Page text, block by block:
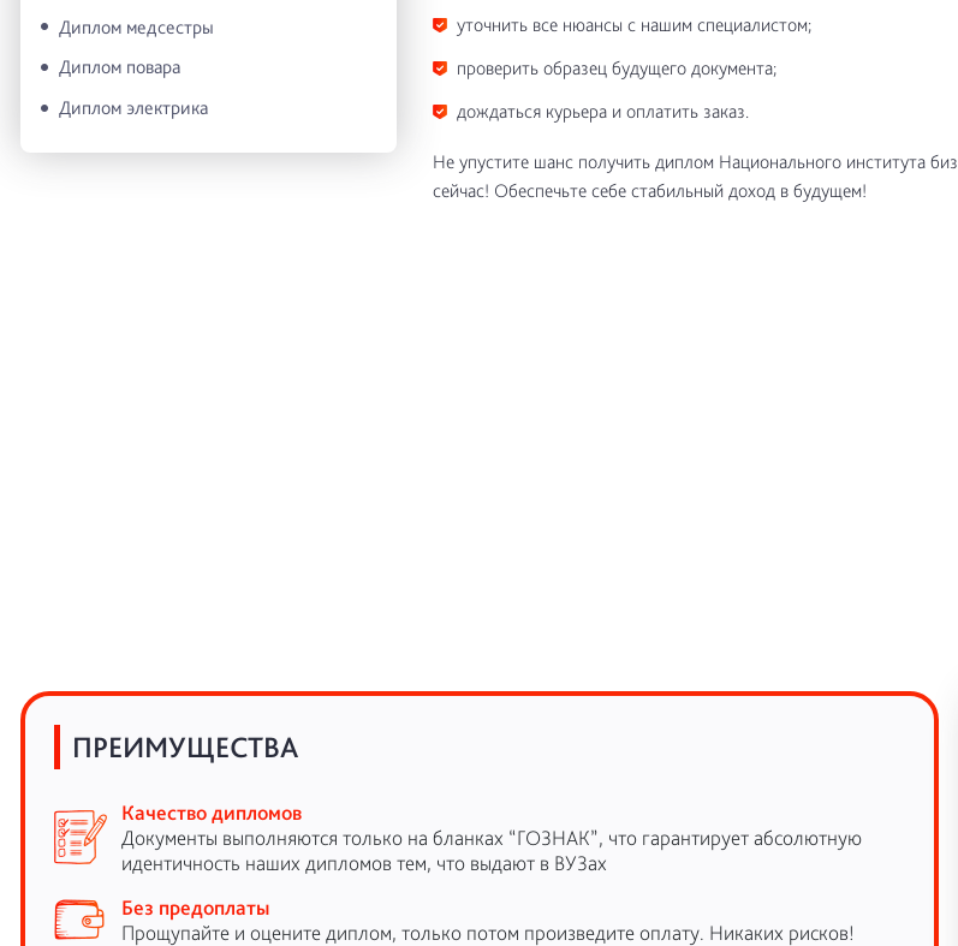
Диплом медсестры
Диплом повара
Диплом электрика
уточнить все нюансы с нашим специалистом;
проверить образец будущего документа;
дождаться курьера и оплатить заказ.
Не упустите шанс получить диплом Национального института
сейчас! Обеспечьте себе стабильный доход в будущем!
ПРЕИМУЩЕСТВА
Качество дипломов
Документы выполняются только на бланках “ГОЗНАК”, что гарантирует абсолютную
идентичность наших дипломов тем, что выдают в ВУЗах
Без предоплаты
Прощупайте и оцените диплом, только потом произведите оплату. Никаких рисков!